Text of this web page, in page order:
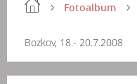
Fotoalbum
Bozkov, 18.- 20.7.2008